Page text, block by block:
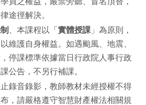
途徑解決。
、本課程以「 實體授課 」為原則，
維護自身權益。如遇颱風、地震、
停課標準依據當日行政院人事行政
公告，不另行補課。
錄音錄影 ，教師教材未經授權不得
，請嚴格遵守智慧財產權法相關規